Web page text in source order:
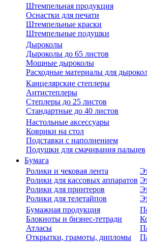
Штемпельная продукция
Оснастки для печати
Штемпельные краски
Штемпельные подушки
Дыроколы
Дыроколы до 65 листов
Мощные дыроколы
Расходные материалы для
Канцелярские степлеры
Антистеплеры
Степлеры до 25 листов
Стандартные до 40 листов
Настольные аксессуары
Коврики на стол
Подставки с наполнением
Подушки для смачивания пальцев
Бумага
Ролики и чековая лента
Ролики для кассовых аппаратов
Ролики для принтеров
Ролики для телетайпов
Бумажная продукция
Блокноты и бизнес-тетради
Атласы
Открытки, грамоты, дипломы